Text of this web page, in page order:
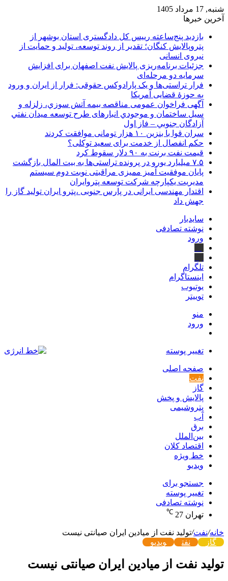
شنبه, 17 مرداد 1405
آخرین خبرها
بازدید پنج‌ساعته رییس کل دادگستری استان بوشهر از
پتروپالایش کنگان؛ تقدیر از روند توسعه، تولید و حمایت از
نیروی انسانی
جزئیات برنامه‌ریزی پالایش نفت اصفهان برای افزایش
سرمایه دو مرحله‌ای
فرار تراستی‌ها و یک پارادوکس حقوقی: فرار از ایران و ورود
به حوزۀ قضایی آمریکا
آگهی فراخوان عمومی مناقصه بيمه آتش سوزي، زلزله و
سیل ساختمان و موجودي انبارهای طرح توسعه ميدان نفتي
آزادگان جنوبي – فاز اول
سران قوا با بنزین ۱۰ هزار تومانی موافقت کردند
حکم انفصال از خدمت برای سعید توکلی؟
قیمت نفت برنت به ۹۰ دلار سقوط کرد
۷.۵ میلیارد یورو در پرونده تراستی‌ها به بیت المال بازگشت
پایان موفقیت آمیز ممیزی مراقبتی نوبت دوم سیستم
مدیریت یکپارچه شرکت توسعه پتروایران
اقتدار مهندسی ایرانی در پارس جنوبی ،پترو ایران تولید گاز را
جهش داد
سایدبار
نوشته تصادفی
ورود
تلگرام
اینستاگرام
یوتیوب
توییتر
منو
ورود
تغییر پوسته
صفحه اصلی
نفت
گاز
پالایش و پخش
پتروشیمی
آب
برق
بین‌الملل
اقتصاد کلان
خط ویژه
ویدیو
جستجو برای
تغییر پوسته
نوشته تصادفی
تهران 27
℃
خانه/نفت/تولید نفت از میادین ایران صیانتی نیست
گاز
نفت ویدیو
تولید نفت از میادین ایران صیانتی نیست